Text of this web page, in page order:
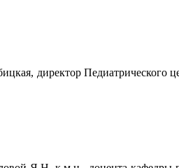
директор Педиатрического